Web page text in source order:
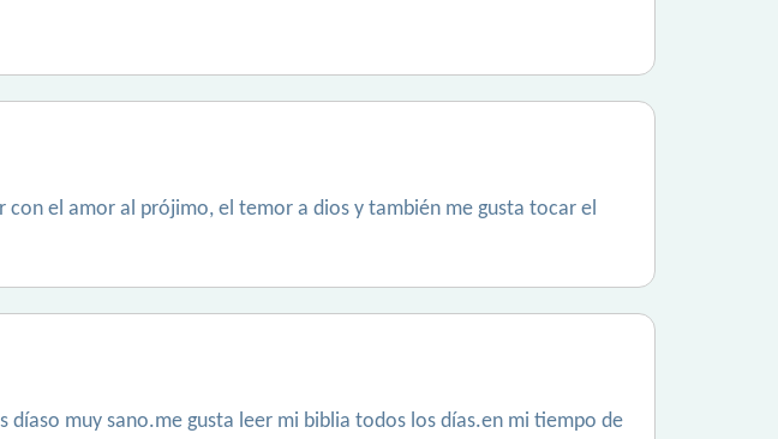
el amor al prójimo, el temor a dios y también me gusta tocar el
muy sano.me gusta leer mi biblia todos los días.en mi tiempo de